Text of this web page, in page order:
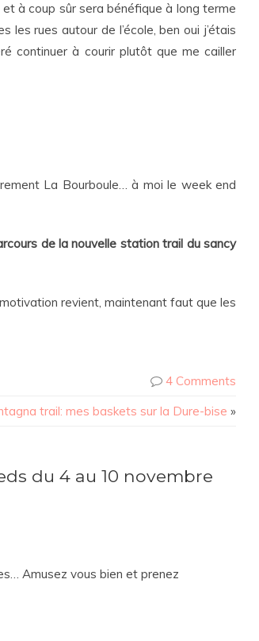
à coup sûr sera bénéfique à long terme
rues autour de l’école, ben oui j’étais
continuer à courir plutôt que me cailler
La Bourboule… à moi le week end
de la nouvelle station trail du sancy
revient, maintenant faut que les
4 Comments
trail: mes baskets sur la Dure-bise »
du 4 au 10 novembre
Amusez vous bien et prenez